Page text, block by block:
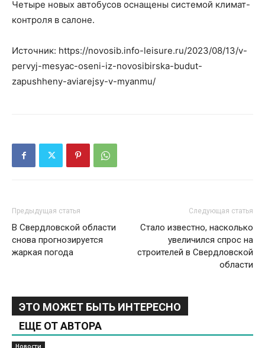
Четыре новых автобусов оснащены системой климат-
контроля в салоне.
Источник: https://novosib.info-leisure.ru/2023/08/13/v-
pervyj-mesyac-oseni-iz-novosibirska-budut-
zapushheny-aviarejsy-v-myanmu/
Предыдущая статья
В Свердловской области
снова прогнозируется
жаркая погода
Следующая статья
Стало известно, насколько
увеличился спрос на
строителей в Свердловской
области
ЭТО МОЖЕТ БЫТЬ ИНТЕРЕСНО
ЕЩЕ ОТ АВТОРА
Новости